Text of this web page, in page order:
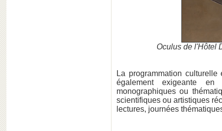
Oculus de l'Hôtel
La programmation
également exigeante en
monographiques ou
scientifiques ou artistiques
lectures, journées